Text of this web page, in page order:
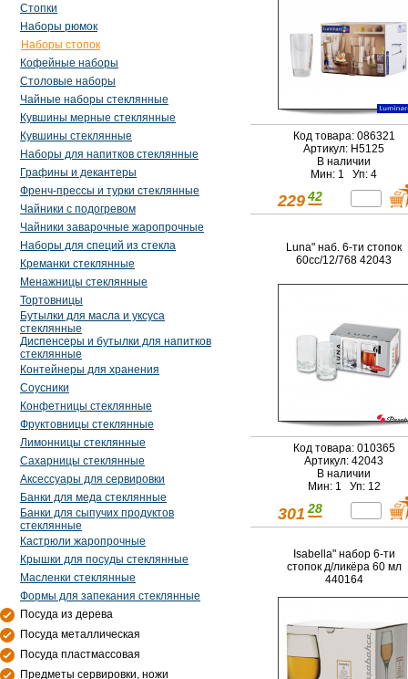
Стопки
Наборы рюмок
Наборы стопок
Кофейные наборы
Столовые наборы
Чайные наборы стеклянные
Кувшины мерные стеклянные
Кувшины стеклянные
Наборы для напитков стеклянные
Графины и декантеры
Френч-прессы и турки стеклянные
Чайники с подогревом
Чайники заварочные жаропрочные
Наборы для специй из стекла
Креманки стеклянные
Менажницы стеклянные
Тортовницы
Бутылки для масла и уксуса
стеклянные
Диспенсеры и бутылки для напитков
стеклянные
Контейнеры для хранения
Соусники
Конфетницы стеклянные
Фруктовницы стеклянные
Лимонницы стеклянные
Сахарницы стеклянные
Аксессуары для сервировки
Банки для меда стеклянные
Банки для сыпучих продуктов
стеклянные
Кастрюли жаропрочные
Крышки для посуды стеклянные
Масленки стеклянные
Формы для запекания стеклянные
Посуда из дерева
Посуда металлическая
Посуда пластмассовая
Предметы сервировки, ножи
Код товара: 086321
Артикул: H5125
В наличии
Мин: 1 Уп: 4
229 42
Luna" наб. 6-ти стопок
60сс/12/768 42043
Код товара: 010365
Артикул: 42043
В наличии
Мин: 1 Уп: 12
301 28
Isabella" набор 6-ти
стопок д/ликёра 60 мл
440164